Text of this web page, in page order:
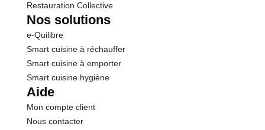
Restauration Collective
Nos solutions
e-Quilibre
Smart cuisine à réchauffer
Smart cuisine à emporter
Smart cuisine hygiène
Aide
Mon compte client
Nous contacter